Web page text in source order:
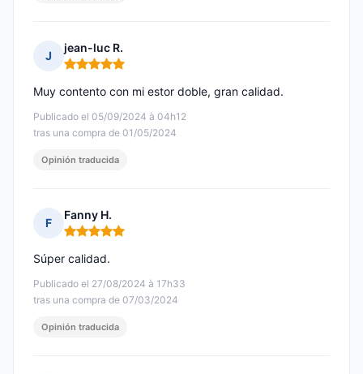
J
jean-luc R.
Nota: 5 de 5
Publicado el 05/09/2024 à 04h12
tras una compra de 01/05/2024
Muy contento con mi estor doble, gran calidad.
Opinión traducida
F
Fanny H.
Nota: 5 de 5
Publicado el 27/08/2024 à 17h33
tras una compra de 07/03/2024
Súper calidad.
Opinión traducida